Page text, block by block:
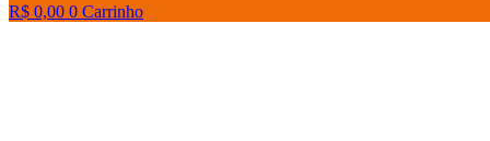
R$ 0,00 0 Carrinho